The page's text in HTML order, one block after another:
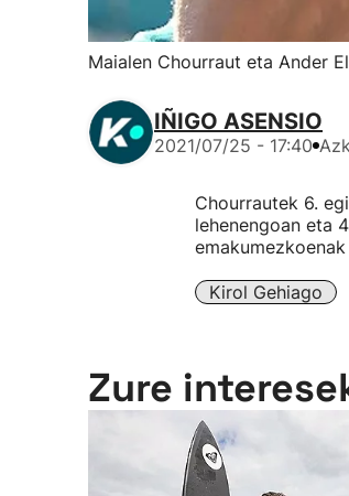
Maialen Chourraut eta Ander
IÑIGO ASENSIO
2021/07/25 - 17:40
Chourrautek 6.
lehenengoan eta
Kirol Gehiago
Zure